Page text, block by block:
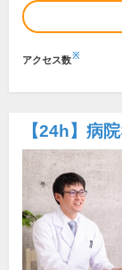
アクセス数※
【24h】 病